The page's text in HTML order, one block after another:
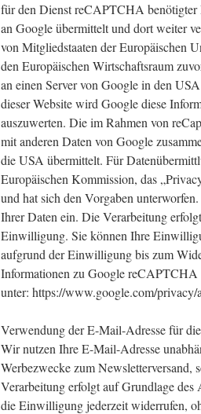
für den Dienst reCAPTCHA
an Google übermittelt und dort weiter
von Mitgliedstaaten der Europäischen
den Europäischen Wirtschaftsraum
an einen Server von Google in den
dieser Website wird Google diese
auszuwerten. Die im Rahmen von
mit anderen Daten von Google
die USA übermittelt. Für
Europäischen Kommission, das
und hat sich den Vorgaben
Ihrer Daten ein. Die Verarbeitung
Einwilligung. Sie können Ihre
aufgrund der Einwilligung bis zum
Informationen zu Google reCAPTCHA
unter: https://www.google.com/privacy/
Verwendung der E-Mail-Adresse für
Wir nutzen Ihre E-Mail-Adresse
Werbezwecke zum Newsletterversand,
Verarbeitung erfolgt auf Grundlage
die Einwilligung jederzeit widerrufen,